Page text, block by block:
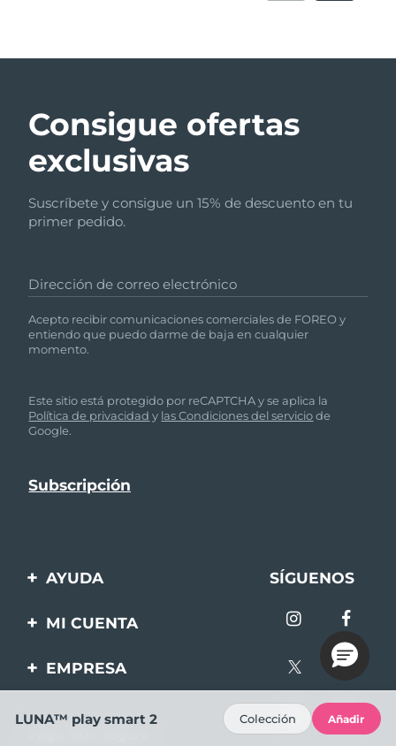
Consigue ofertas
exclusivas
Suscríbete y consigue un 15% de descuento en tu
primer pedido.
Dirección de correo electrónico
Acepto recibir comunicaciones comerciales de FOREO y
entiendo que puedo darme de baja en cualquier
momento.
Este sitio está protegido por reCAPTCHA y se aplica la
Política de privacidad y las Condiciones del serviciode
Google.
AYUDA
Contáctanos
Preguntas frecuentes
SÍGUENOS
MI CUENTA
Registro de productos
Ayuda
EMPRESA
LUNA™ play smart 2 Colección Añadir